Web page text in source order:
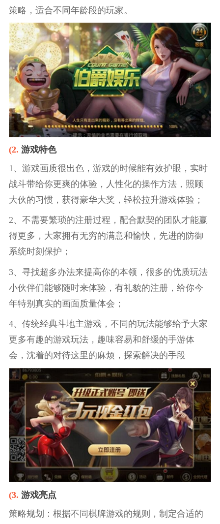
策略，适合不同年龄段的玩家。
(2. 游戏特色
1、游戏画质很出色，游戏的时候能有效护眼，实时
战斗带给你更爽的体验，人性化的操作方法，照顾
大伙的习惯，获得豪华大奖，轻松拉升游戏体验；
2、不需要繁琐的注册过程，配合默契的团队才能赢
得更多，大家拥有无穷的满意和愉快，先进的防御
系统时刻保护；
3、寻找超多办法来提高你的本领，很多的优质玩法
小伙伴们能够随时来体验，有礼貌的注册，给你今
年特别真实的画面质量体会；
4、传统经典斗地主游戏，不同的玩法能够给予大家
更多有趣的游戏玩法，趣味容易和舒缓的手游体
会，沈着的对待这里的麻烦，探索解决的手段
(3. 游戏亮点
策略规划：根据不同棋牌游戏的规则，制定合适的